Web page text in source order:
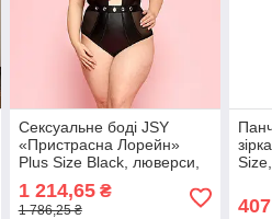
Сексуальне боді JSY
«Пристрасна Лорейн»
Plus Size Black, люверси,
шнурівка
1 214,65₴
1 786,25 ₴